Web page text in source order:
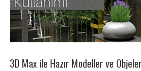
3D Max ile Hazır Modeller ve